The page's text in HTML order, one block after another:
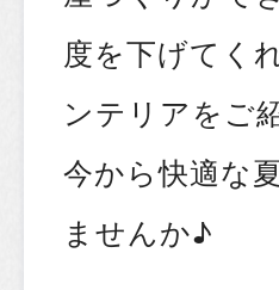
度を下げてく
ンテリアをご
今から快適な
ませんか♪